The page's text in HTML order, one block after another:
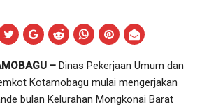
– Dinas Pekerjaan Umum dan
Kotamobagu mulai mengerjakan
bulan Kelurahan Mongkonai Barat